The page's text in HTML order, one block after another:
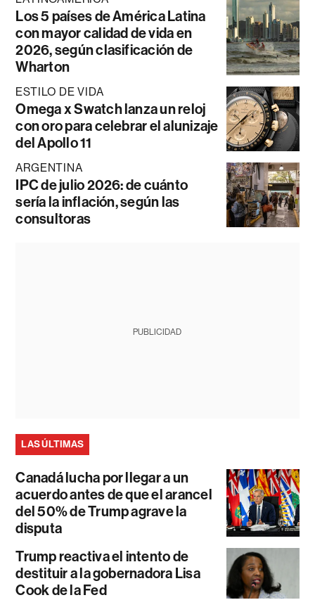
Los 5 países de América Latina
con mayor calidad de vida en
2026, según clasificación de
Wharton
ESTILO DE VIDA
Omega x Swatch lanza un reloj
con oro para celebrar el alunizaje
del Apollo 11
ARGENTINA
IPC de julio 2026: de cuánto
sería la inflación, según las
consultoras
PUBLICIDAD
LAS ÚLTIMAS
Canadá lucha por llegar a un
acuerdo antes de que el arancel
del 50% de Trump agrave la
disputa
Trump reactiva el intento de
destituir a la gobernadora Lisa
Cook de la Fed